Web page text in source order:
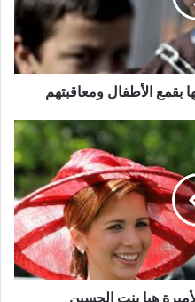
بقمع الأطفال ومعاقبتهم
هيا بنت الحسين